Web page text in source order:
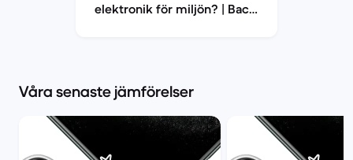
elektronik för miljön? | Back
Våra senaste jämförelser